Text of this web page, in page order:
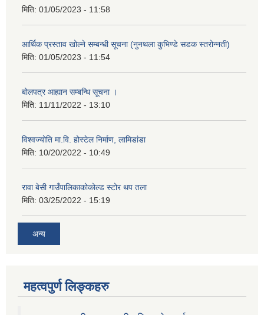
मिति: 01/05/2023 - 11:58
आर्थिक प्रस्ताव खोल्ने सम्बन्धी सूचना (नुनथला कुभिण्डे सडक स्तरोन्नती)
मिति: 01/05/2023 - 11:54
बोलपत्र आह्यान सम्बन्धि सूचना ।
मिति: 11/11/2022 - 13:10
विश्वज्योति मा.वि. होस्टेल निर्माण, लामिडांडा
मिति: 10/20/2022 - 10:49
रावा बेसी गाउँपालिकाकोकोल्ड स्टोर थप तला
मिति: 03/25/2022 - 15:19
अन्य
महत्वपुर्ण लिङ्कहरु